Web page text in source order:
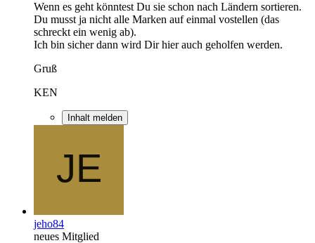
Wenn es geht könntest Du sie schon nach Ländern sortieren.
Du musst ja nicht alle Marken auf einmal vostellen (das
schreckt ein wenig ab).
Ich bin sicher dann wird Dir hier auch geholfen werden.
Gruß
KEN
Inhalt melden
jeho84
neues Mitglied